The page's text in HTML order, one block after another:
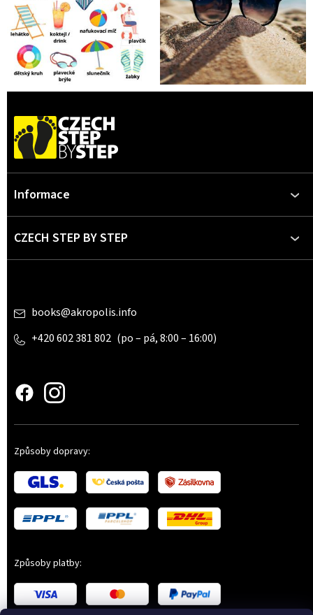
a
Informace
CZECH STEP BY STEP
books@akropolis.info
+420 602 381 802
Způsoby dopravy:
Způsoby platby: